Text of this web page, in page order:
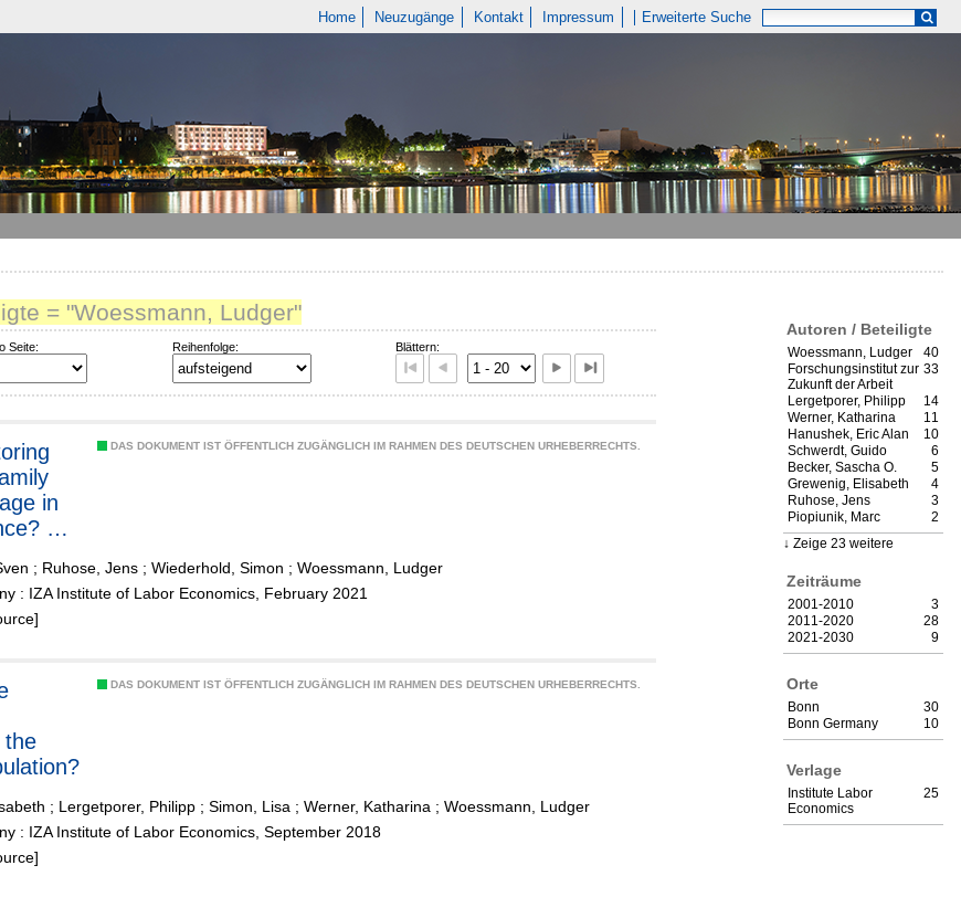
Home Neuzugänge Kontakt Impressum Erweiterte Suche
Autoren / Beteiligte
40
Woessmann, Ludger
33
Forschungsinstitut zur
Zukunft der Arbeit
14
Lergetporer, Philipp
11
Werner, Katharina
10
Hanushek, Eric Alan
6
Schwerdt, Guido
5
Becker, Sascha O.
4
Grewenig, Elisabeth
3
Ruhose, Jens
2
Piopiunik, Marc
Zeige 23 weitere
Zeiträume
3
2001-2010
28
2011-2020
9
2021-2030
Orte
30
Bonn
10
Bonn Germany
Verlage
25
Institute Labor
Economics
= "Woessmann, Ludger"
Seite: Reihenfolge: Blättern:
DAS DOKUMENT IST ÖFFENTLICH ZUGÄNGLICH IM RAHMEN DES DEUTSCHEN URHEBERRECHTS.
in
A
labor-
; Ruhose, Jens ; Wiederhold, Simon ; Woessmann, Ludger
: IZA Institute of Labor Economics, February 2021
DAS DOKUMENT IST ÖFFENTLICH ZUGÄNGLICH IM RAHMEN DES DEUTSCHEN URHEBERRECHTS.
the
; Lergetporer, Philipp ; Simon, Lisa ; Werner, Katharina ; Woessmann, Ludger
: IZA Institute of Labor Economics, September 2018